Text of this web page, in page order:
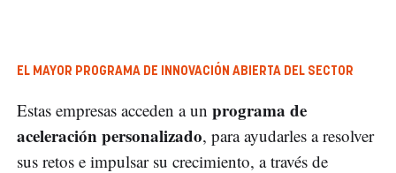
EL MAYOR PROGRAMA DE INNOVACIÓN ABIERTA DEL SECTOR
Estas empresas acceden a un programa de
aceleración personalizado, para ayudarles a resolver
sus retos e impulsar su crecimiento, a través de